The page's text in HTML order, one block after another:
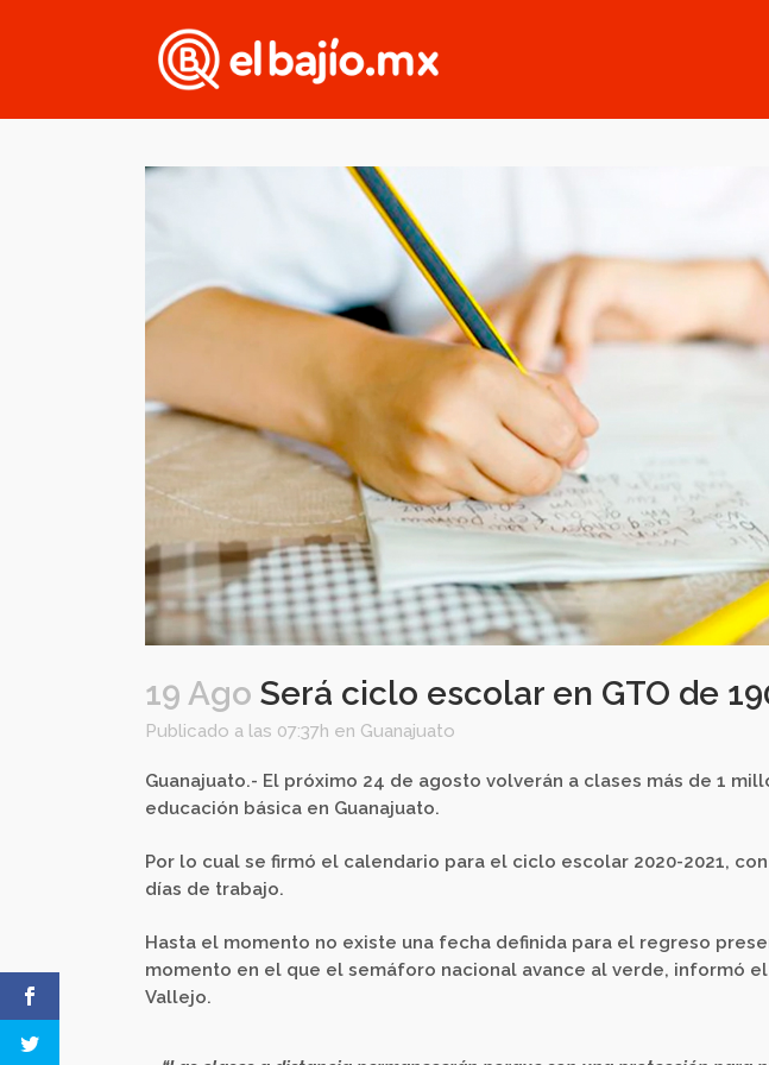
19 Ago Será ciclo escolar en GTO de
Publicado a las 07:37h en Guanajuato
Guanajuato.- El próximo 24 de agosto volverán a clases más de 1
educación básica en Guanajuato.
Por lo cual se firmó el calendario para el ciclo escolar 2020-2021,
días de trabajo.
Hasta el momento no existe una fecha definida para el regreso
momento en el que el semáforo nacional avance al verde, informó
Vallejo.